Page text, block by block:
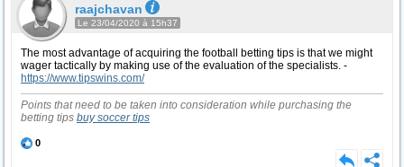
raajchavan
Le 23/04/2020 à 15h37
The most advantage of acquiring the football betting tips is that we might
wager tactically by making use of the evaluation of the specialists. -
https://www.tipswins.com/
Points that need to be taken into consideration while purchasing the
betting tips buy soccer tips
0